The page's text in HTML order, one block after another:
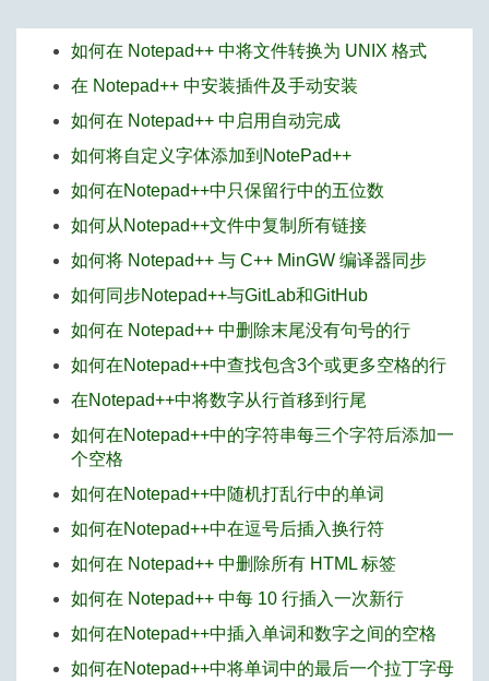
如何在 Notepad++ 中将文件转换为 UNIX 格式
在 Notepad++ 中安装插件及手动安装
如何在 Notepad++ 中启用自动完成
如何将自定义字体添加到NotePad++
如何在Notepad++中只保留行中的五位数
如何从Notepad++文件中复制所有链接
如何将 Notepad++ 与 C++ MinGW 编译器同步
如何同步Notepad++与GitLab和GitHub
如何在 Notepad++ 中删除末尾没有句号的行
如何在Notepad++中查找包含3个或更多空格的行
在Notepad++中将数字从行首移到行尾
如何在Notepad++中的字符串每三个字符后添加一
个空格
如何在Notepad++中随机打乱行中的单词
如何在Notepad++中在逗号后插入换行符
如何在 Notepad++ 中删除所有 HTML 标签
如何在 Notepad++ 中每 10 行插入一次新行
如何在Notepad++中插入单词和数字之间的空格
如何在Notepad++中将单词中的最后一个拉丁字母